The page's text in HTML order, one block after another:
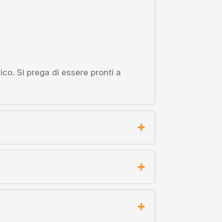
Si prega di essere pronti a